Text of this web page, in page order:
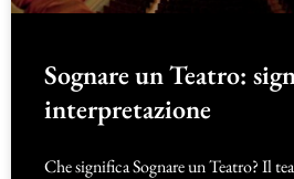
Sognare un Teatro:
interpretazione
Che significa Sognare un Teatro? Il